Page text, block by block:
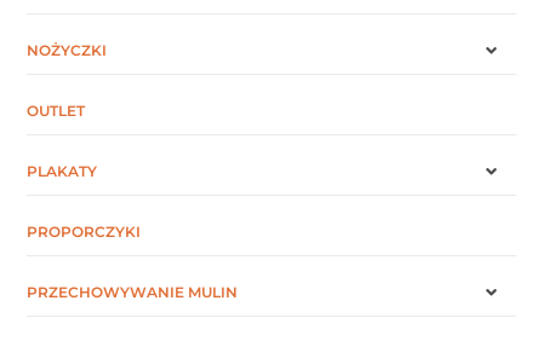
NOŻYCZKI
OUTLET
PLAKATY
PROPORCZYKI
PRZECHOWYWANIE MULIN